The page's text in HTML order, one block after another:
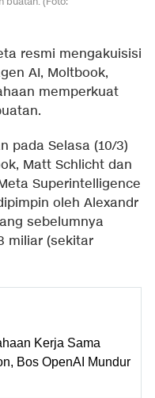
resmi mengakuisisi
AI, Moltbook,
memperkuat
pada Selasa (10/3)
Matt Schlicht dan
Superintelligence
oleh Alexandr
sebelumnya
miliar (sekitar
Kerja Sama
Bos OpenAI Mundur